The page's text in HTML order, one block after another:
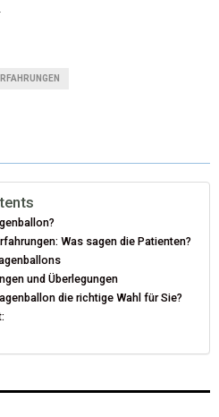
Was sagen die Patienten?
und Überlegungen
die richtige Wahl für Sie?